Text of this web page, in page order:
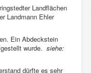
Landflächen
Landmann Ehler
Ein Abdeckstein
wurde. siehe:
dürfte es sehr